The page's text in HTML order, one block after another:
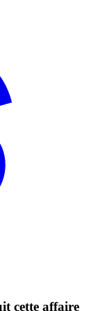
cette affaire